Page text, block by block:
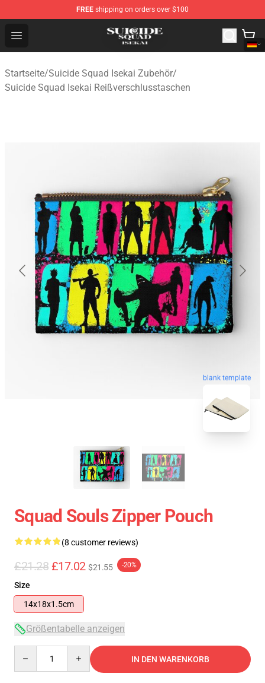
FREE shipping on orders over $100
Open menu
Suicide Squad Isekai Store - Official Suicide Squad
Startseite/Suicide Squad Isekai Zubehör/
Suicide Squad Isekai Reißverschlusstaschen
blank template
Squad Souls Zipper Pouch
(8 customer reviews)
£21.28 £17.02 $21.55 -20%
Size
14x18x1.5cm
Größentabelle anzeigen
IN DEN WARENKORB